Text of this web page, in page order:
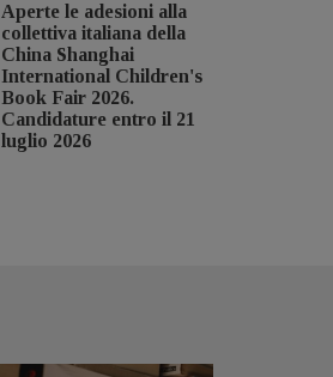
Aperte le adesioni alla
collettiva italiana della
China Shanghai
International Children's
Book Fair 2026.
Candidature entro il 21
luglio 2026